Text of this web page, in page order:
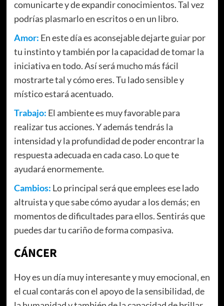
comunicarte y de expandir conocimientos. Tal vez
podrías plasmarlo en escritos o en un libro.
Amor: En este día es aconsejable dejarte guiar por
tu instinto y también por la capacidad de tomar la
iniciativa en todo. Así será mucho más fácil
mostrarte tal y cómo eres. Tu lado sensible y
místico estará acentuado.
Trabajo: El ambiente es muy favorable para
realizar tus acciones. Y además tendrás la
intensidad y la profundidad de poder encontrar la
respuesta adecuada en cada caso. Lo que te
ayudará enormemente.
Cambios: Lo principal será que emplees ese lado
altruista y que sabe cómo ayudar a los demás; en
momentos de dificultades para ellos. Sentirás que
puedes dar tu cariño de forma compasiva.
CÁNCER
Hoy es un día muy interesante y muy emocional, en
el cual contarás con el apoyo de la sensibilidad, de